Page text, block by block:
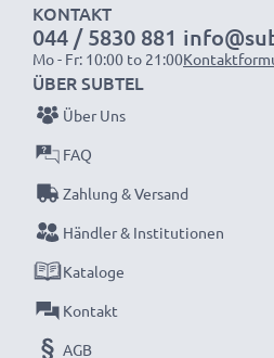
Entscheiden Sie sich für
keine Abstriche bei der
KONTAKT
044 / 5830 881
Mo - Fr: 10:00 to 21:00
ÜBER SUBTEL
Über Uns
FAQ
Zahlung & Versand
Händler & Institutionen
Kataloge
Kontakt
AGB